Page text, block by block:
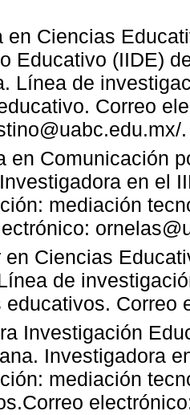
en Ciencias
Educativo (IIDE)
Línea de
Correo
.
en Comunicación
en el
mediación
en Ciencias
de
educativos. Correo
Investigación
Investigadora
mediación